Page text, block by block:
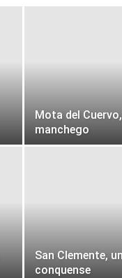
Mota del
manchego
San Clemente,
conquense